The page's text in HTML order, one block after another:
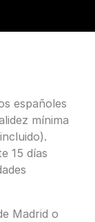
españoles
mínima
15 días
Madrid o